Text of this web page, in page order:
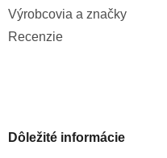
Výrobcovia a značky
Recenzie
Dôležité informácie